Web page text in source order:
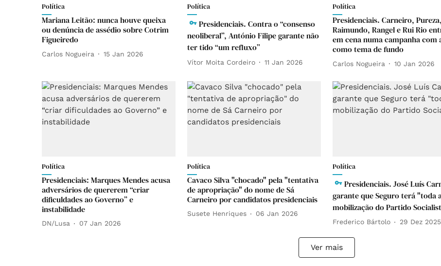
Política
Mariana Leitão: nunca houve queixa
ou denúncia de assédio sobre Cotrim
Figueiredo
Carlos Nogueira 15 Jan 2026
Política
Presidenciais. Contra o “consenso
neoliberal”, António Filipe garante não
ter tido “um refluxo”
Vítor Moita Cordeiro 11 Jan 2026
Política
Presidenciais. Carneiro, Pureza,
Raimundo, Rangel e Rui Rio
em cena numa campanha com
como tema de fundo
Carlos Nogueira 10 Jan 2026
Política
Presidenciais: Marques Mendes acusa
adversários de quererem “criar
dificuldades ao Governo” e
instabilidade
DN/Lusa 07 Jan 2026
Política
Cavaco Silva "chocado" pela "tentativa
de apropriação" do nome de Sá
Carneiro por candidatos presidenciais
Susete Henriques 06 Jan 2026
Política
Presidenciais. José Luís
garante que Seguro terá "toda
mobilização do Partido
Frederico Bártolo 29 Dez 2025
Ver mais